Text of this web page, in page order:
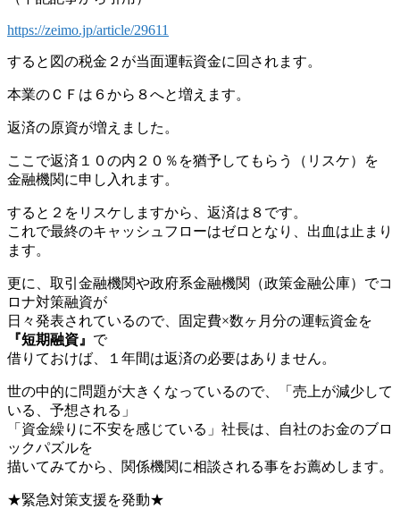
https://zeimo.jp/article/29611
すると図の税金２が当面運転資金に回されます。
本業のＣＦは６から８へと増えます。
返済の原資が増えました。
ここで返済１０の内２０％を猶予してもらう（リスケ）を
金融機関に申し入れます。
すると２をリスケしますから、返済は８です。
これで最終のキャッシュフローはゼロとなり、出血は止まり
ます。
更に、取引金融機関や政府系金融機関（政策金融公庫）でコ
ロナ対策融資が
日々発表されているので、固定費×数ヶ月分の運転資金を
『短期融資』 で
借りておけば、１年間は返済の必要はありません。
世の中的に問題が大きくなっているので、「売上が減少して
いる、予想される」
「資金繰りに不安を感じている」社長は、自社のお金のブロ
ックパズルを
描いてみてから、関係機関に相談される事をお薦めします。
★緊急対策支援を発動★